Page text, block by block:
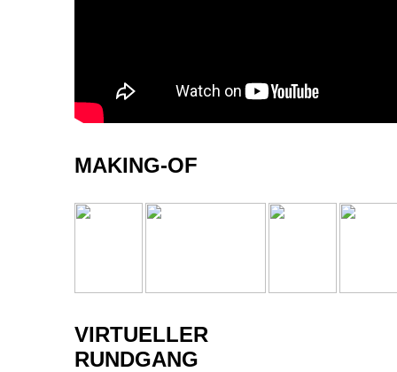
MAKING-OF
VIRTUELLER
RUNDGANG